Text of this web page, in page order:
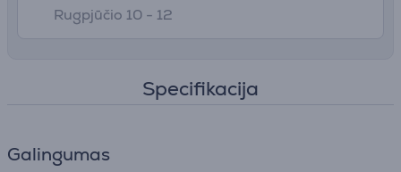
Rugpjūčio 10 - 12
Specifikacija
Galingumas